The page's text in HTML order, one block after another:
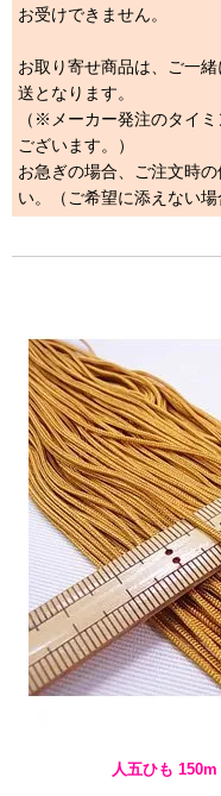
お受けできません。
お取り寄せ商品は、ご一
送となります。
（※メーカー発注のタイ
ございます。）
お急ぎの場合、ご注文時
い。（ご希望に添えない場
人五ひも